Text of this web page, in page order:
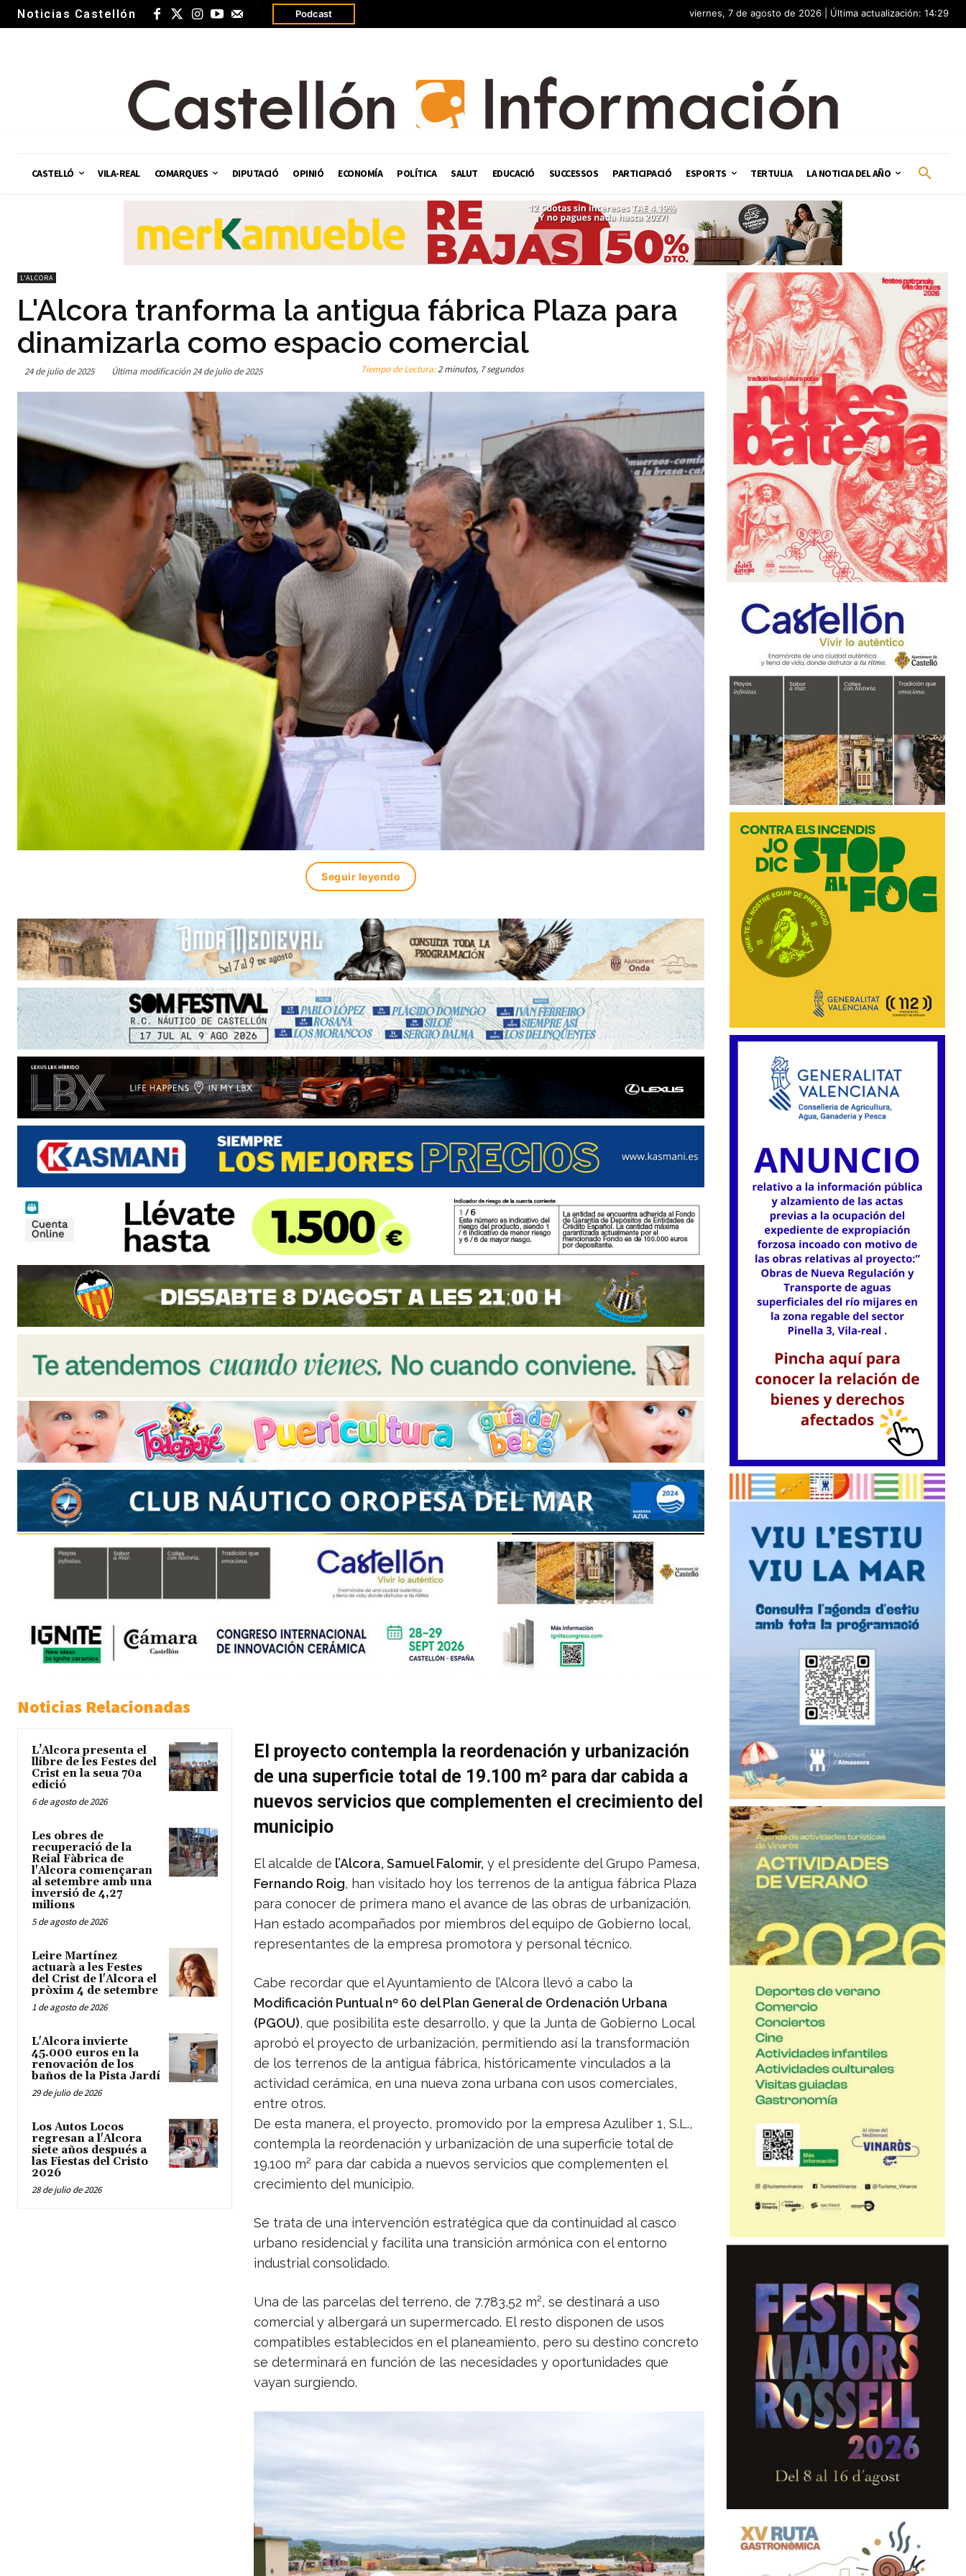
Noticias Castellón Podcast viernes, 7 de agosto de 2026 | Última actualización: 14:29
CASTELLÓ VILA-REAL COMARQUES DIPUTACIÓ OPINIÓ ECONOMÍA POLÍTICA SALUT EDUCACIÓ SUCCESSOS PARTICIPACIÓ ESPORTS TERTULIA LA NOTICIA DEL AÑO
L'ALCORA
L'Alcora tranforma la antigua fábrica Plaza para
dinamizarla como espacio comercial
24 de julio de 2025 Última modificación24 de julio de 2025 Tiempo de Lectura:2 minutos, 7 segundos
Seguir leyendo
Noticias Relacionadas
L’Alcora presenta el
llibre de les Festes del
Crist en la seua 70a
edició
6 de agosto de 2026
Les obres de
recuperació de la
Reial Fàbrica de
l'Alcora començaran
al setembre amb una
inversió de 4,27
milions
5 de agosto de 2026
Leire Martínez
actuarà a les Festes
del Crist de l'Alcora el
pròxim 4 de setembre
1 de agosto de 2026
L'Alcora invierte
45.000 euros en la
renovación de los
baños de la Pista Jardí
29 de julio de 2026
Los Autos Locos
regresan a l'Alcora
siete años después a
las Fiestas del Cristo
2026
28 de julio de 2026
El proyecto contempla la reordenación y urbanización
de una superficie total de 19.100 m² para dar cabida a
nuevos servicios que complementen el crecimiento del
municipio
El alcalde de l’Alcora, Samuel Falomir, y el presidente del Grupo Pamesa,
Fernando Roig, han visitado hoy los terrenos de la antigua fábrica Plaza
para conocer de primera mano el avance de las obras de urbanización.
Han estado acompañados por miembros del equipo de Gobierno local,
representantes de la empresa promotora y personal técnico.
Cabe recordar que el Ayuntamiento de l’Alcora llevó a cabo la
Modificación Puntual nº 60 del Plan General de Ordenación Urbana
(PGOU), que posibilita este desarrollo, y que la Junta de Gobierno Local
aprobó el proyecto de urbanización, permitiendo así la transformación
de los terrenos de la antigua fábrica, históricamente vinculados a la
actividad cerámica, en una nueva zona urbana con usos comerciales,
entre otros.
De esta manera, el proyecto, promovido por la empresa Azuliber 1, S.L.,
contempla la reordenación y urbanización de una superficie total de
19.100 m² para dar cabida a nuevos servicios que complementen el
crecimiento del municipio.
Se trata de una intervención estratégica que da continuidad al casco
urbano residencial y facilita una transición armónica con el entorno
industrial consolidado.
Una de las parcelas del terreno, de 7.783,52 m², se destinará a uso
comercial y albergará un supermercado. El resto disponen de usos
compatibles establecidos en el planeamiento, pero su destino concreto
se determinará en función de las necesidades y oportunidades que
vayan surgiendo.